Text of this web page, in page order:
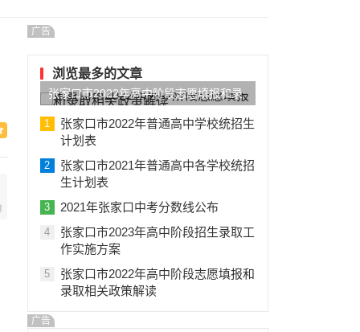
广告
浏览最多的文章
张家口市2022年高中阶段志愿填报和录
取相关政策解读
1
张家口市2022年普通高中学校统招生
计划表
2
张家口市2021年普通高中各学校统招
生计划表
3 2021年张家口中考分数线公布
4
张家口市2023年高中阶段招生录取工
作实施方案
5
张家口市2022年高中阶段志愿填报和
录取相关政策解读
广告